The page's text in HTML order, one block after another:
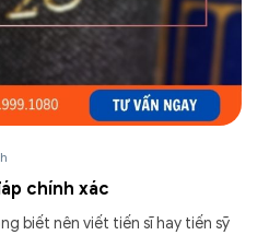
chính xác
biết nên viết tiến sĩ hay tiến sỹ